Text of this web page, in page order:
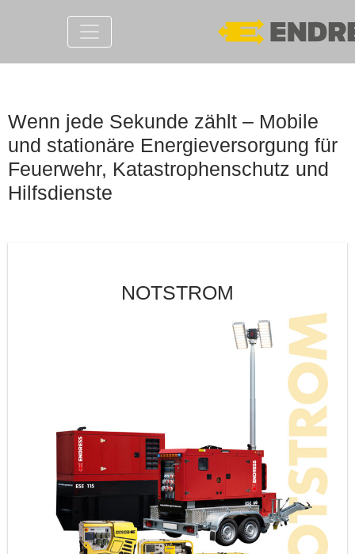
Wenn jede Sekunde zählt – Mobile
und stationäre Energieversorgung für
Feuerwehr, Katastrophenschutz und
Hilfsdienste
NOTSTROM